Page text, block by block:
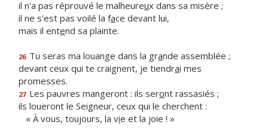
il n'a pas réprouvé le malheureux dans sa misère ;
il ne s'est pas voilé la face devant lui,
mais il entend sa plainte.
26 Tu seras ma louange dans la grande assemblée ;
devant ceux qui te craignent, je tiendrai mes
promesses.
27 Les pauvres mangeront : ils seront rassasiés ;
ils loueront le Seigneur, ceux qui le cherchent :
« À vous, toujours, la vie et la joie ! »